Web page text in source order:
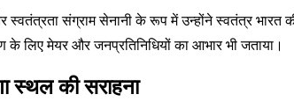
स्वतंत्रता संग्राम सेनानी के रूप में उन्होंने स्वतंत्र
के लिए मेयर और जनप्रतिनिधियों का आभार भी जताया।
स्थल की सराहना